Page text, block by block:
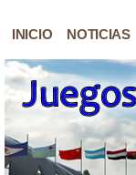
INICIO NOTICIAS